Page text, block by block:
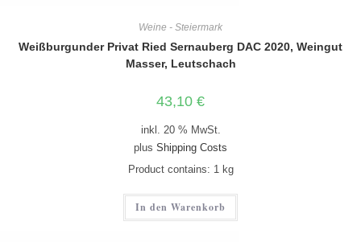
Weine - Steiermark
Weißburgunder Privat Ried Sernauberg DAC 2020, Weingut
Masser, Leutschach
43,10 €
inkl. 20 % MwSt.
plus Shipping Costs
Product contains: 1 kg
In den Warenkorb